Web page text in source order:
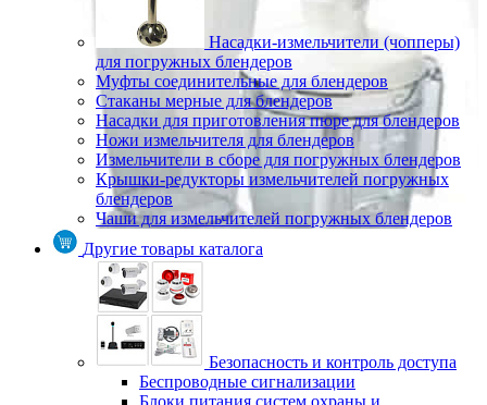
Насадки-измельчители (чопперы)
для погружных блендеров
Муфты соединительные для блендеров
Стаканы мерные для блендеров
Насадки для приготовления пюре для блендеров
Ножи измельчителя для блендеров
Измельчители в сборе для погружных блендеров
Крышки-редукторы измельчителей погружных
блендеров
Чаши для измельчителей погружных блендеров
Другие товары каталога
Безопасность и контроль доступа
Беспроводные сигнализации
Блоки питания систем охраны и